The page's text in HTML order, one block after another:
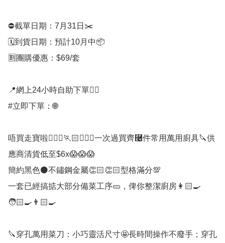
⛔️截單日期：7月31日✂️
🗓️到貨日期：預計10月中📦
🈹團購優惠：$69/套
📍網上24小時自助下單👍🏻
#立即下單：🌐
唔買走寶啦🏃🏻‍♀🏃🏻🏃🏻‍♂一次過買齊⿤件常用萬用廚具🔪供
應商清貨低至$6x😱😱😱
簡約黑色⚫️不鏽鋼金屬👏🏻👏🏻型格滿分💯
一套已經搞掂大部分備菜工序🥒，俾你整潔廚房👩🏻‍🍳
🧑🏻‍🍳👨🏻‍🍳
🔪穿孔萬用菜刀：小巧靈活尺寸🤩長時間操作不廢手；穿孔